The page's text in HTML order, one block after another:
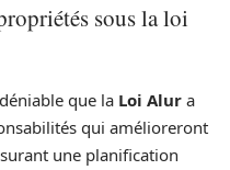
sous la loi
que la Loi Alur a
qui amélioreront
une planification